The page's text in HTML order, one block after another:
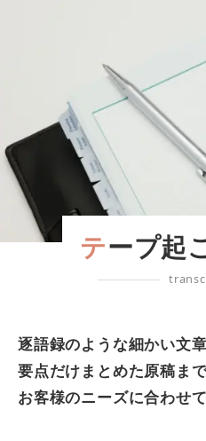
テープ起
逐語録のような細かい文
要点だけまとめた原稿まで
お客様のニーズに合わせ